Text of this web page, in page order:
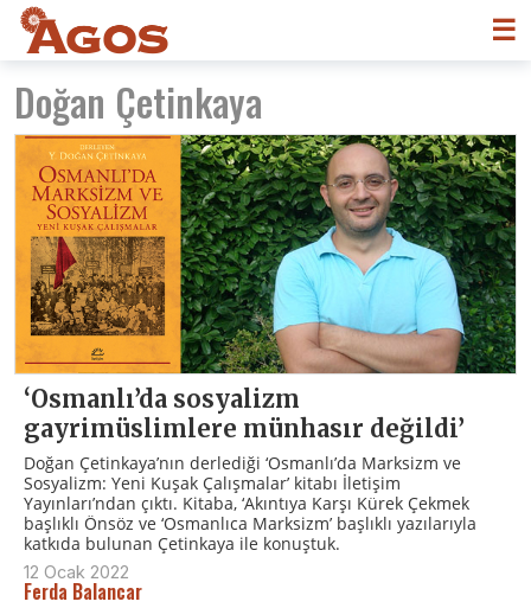
☰
Doğan Çetinkaya
‘Osmanlı’da sosyalizm
gayrimüslimlere münhasır değildi’
Doğan Çetinkaya’nın derlediği ‘Osmanlı’da Marksizm ve
Sosyalizm: Yeni Kuşak Çalışmalar’ kitabı İletişim
Yayınları’ndan çıktı. Kitaba, ‘Akıntıya Karşı Kürek Çekmek
başlıklı Önsöz ve ‘Osmanlıca Marksizm’ başlıklı yazılarıyla
katkıda bulunan Çetinkaya ile konuştuk.
12 Ocak 2022
Ferda Balancar